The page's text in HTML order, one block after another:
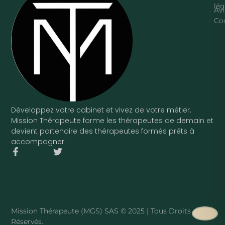
Développez votre cabinet et vivez de votre métier.
Mission Thérapeute forme les thérapeutes de demain et
devient partenaire des thérapeutes formés prêts à
accompagner.
F
k
T
Mission Thérapeute (MGS) SAS © 2025 | Tous Droits
Réservés.